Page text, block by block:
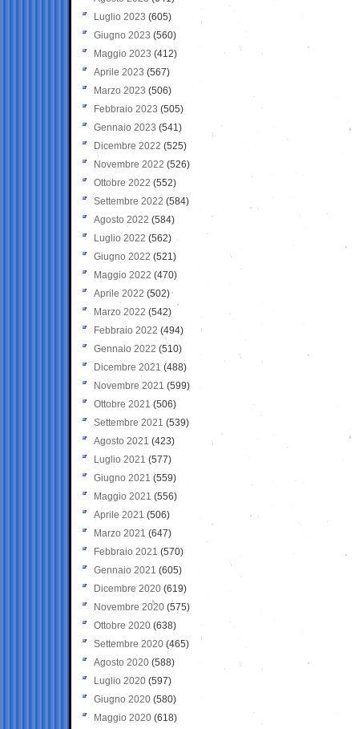
Luglio 2023 (605)
Giugno 2023 (560)
Maggio 2023 (412)
Aprile 2023 (567)
Marzo 2023 (506)
Febbraio 2023 (505)
Gennaio 2023 (541)
Dicembre 2022 (525)
Novembre 2022 (526)
Ottobre 2022 (552)
Settembre 2022 (584)
Agosto 2022 (584)
Luglio 2022 (562)
Giugno 2022 (521)
Maggio 2022 (470)
Aprile 2022 (502)
Marzo 2022 (542)
Febbraio 2022 (494)
Gennaio 2022 (510)
Dicembre 2021 (488)
Novembre 2021 (599)
Ottobre 2021 (506)
Settembre 2021 (539)
Agosto 2021 (423)
Luglio 2021 (577)
Giugno 2021(559)
Maggio 2021 (556)
Aprile 2021 (506)
Marzo 2021 (647)
Febbraio 2021 (570)
Gennaio 2021 (605)
Dicembre 2020 (619)
Novembre 2020 (575)
Ottobre 2020 (638)
Settembre 2020(465)
Agosto 2020 (588)
Luglio 2020 (597)
Giugno 2020 (580)
Maggio 2020 (618)